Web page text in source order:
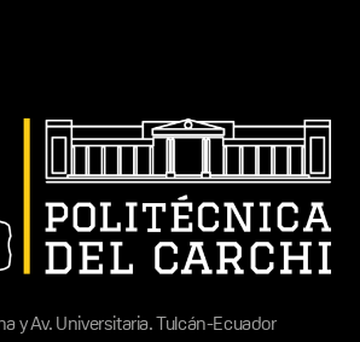
y Av. Universitaria. Tulcán-Ecuador